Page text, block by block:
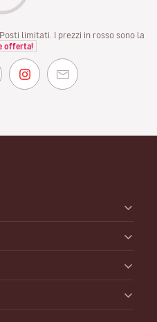
limitati. I prezzi in rosso sono la
offerta!